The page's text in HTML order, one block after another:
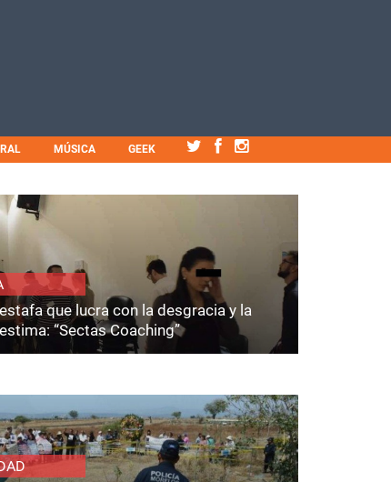
MÚSICA GEEK
que lucra con la desgracia y la
“Sectas Coaching”